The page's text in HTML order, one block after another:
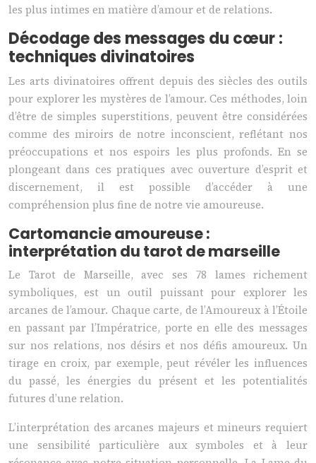
les plus intimes en matière d’amour et de relations.
Décodage des messages du cœur :
techniques divinatoires
Les arts divinatoires offrent depuis des siècles des outils
pour explorer les mystères de l’amour. Ces méthodes, loin
d’être de simples superstitions, peuvent être considérées
comme des miroirs de notre inconscient, reflétant nos
préoccupations et nos espoirs les plus profonds. En se
plongeant dans ces pratiques avec ouverture d’esprit et
discernement, il est possible d’accéder à une
compréhension plus fine de notre vie amoureuse.
Cartomancie amoureuse :
interprétation du tarot de marseille
Le Tarot de Marseille, avec ses 78 lames richement
symboliques, est un outil puissant pour explorer les
arcanes de l’amour. Chaque carte, de l’Amoureux à l’Étoile
en passant par l’Impératrice, porte en elle des messages
sur nos relations, nos désirs et nos défis amoureux. Un
tirage en croix, par exemple, peut révéler les influences
du passé, les énergies du présent et les potentialités
futures d’une relation.
L’interprétation des arcanes majeurs et mineurs requiert
une sensibilité particulière aux symboles et à leur